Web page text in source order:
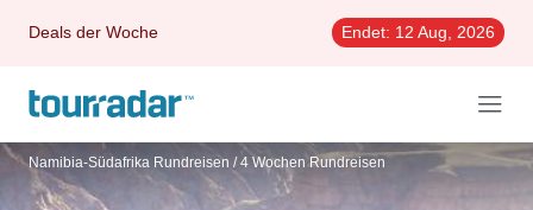
Deals der Woche Endet: 12 Aug, 2026
Namibia-Südafrika Rundreisen / 4 Wochen Rundreisen